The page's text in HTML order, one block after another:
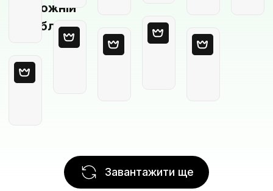
Порожній
шаблон
Завантажити ще